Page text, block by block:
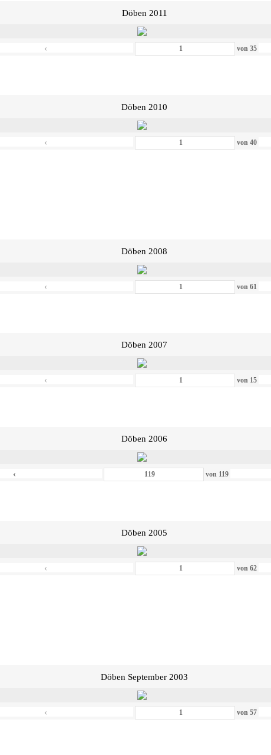
Döben 2011
‹ von35
Döben 2010
‹ von40
Döben 2008
‹ von61
Döben 2007
‹ von 15
Döben 2006
‹ von 119
Döben 2005
‹ von62
Döben September 2003
‹ von57